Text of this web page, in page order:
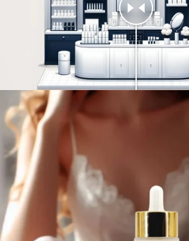
سنغافورة